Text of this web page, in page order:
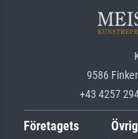
9586
+43 4257
Företagets
Övrig